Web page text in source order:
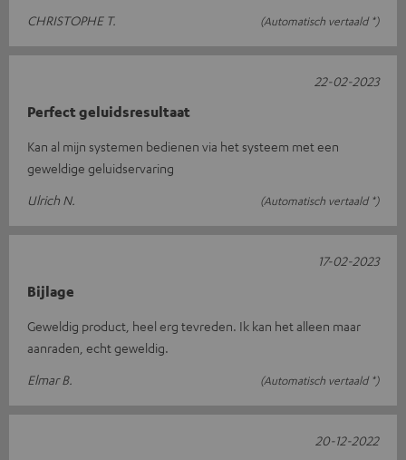
CHRISTOPHE T.
(Automatisch vertaald *)
Perfect geluidsresultaat
Kan al mijn systemen bedienen via het systeem met een
geweldige geluidservaring
Ulrich N.
(Automatisch vertaald *)
22-02-2023
Bijlage
Geweldig product, heel erg tevreden. Ik kan het alleen maar
aanraden, echt geweldig.
Elmar B.
(Automatisch vertaald *)
17-02-2023
20-12-2022